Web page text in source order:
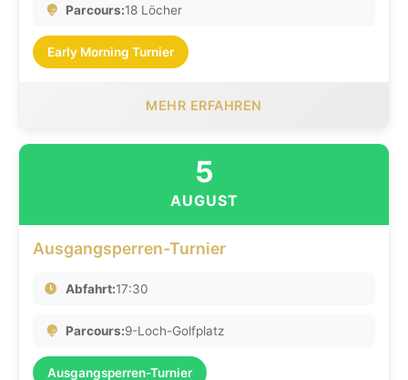
Parcours:18 Löcher
Early Morning Turnier
MEHR ERFAHREN
5
AUGUST
Ausgangsperren-Turnier
Abfahrt:17:30
Parcours:9-Loch-Golfplatz
Ausgangsperren-Turnier